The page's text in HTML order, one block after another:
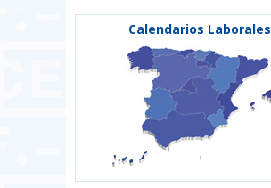
Calendarios Laborales